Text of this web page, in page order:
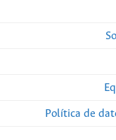
Política de